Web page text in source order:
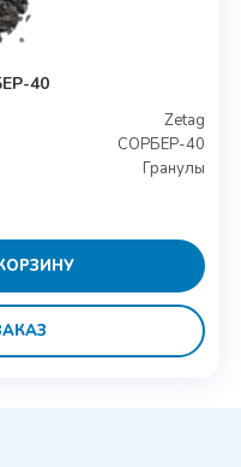
40
Zetag
СОРБЕР-40
Гранулы